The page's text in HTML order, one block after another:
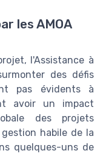
les AMOA
l'Assistance à
des défis
pas évidents à
avoir un impact
des projets
habile de la
quelques-uns de